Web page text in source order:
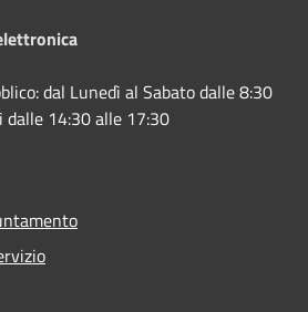
dal Lunedì al Sabato dalle 8:30
14:30 alle 17:30